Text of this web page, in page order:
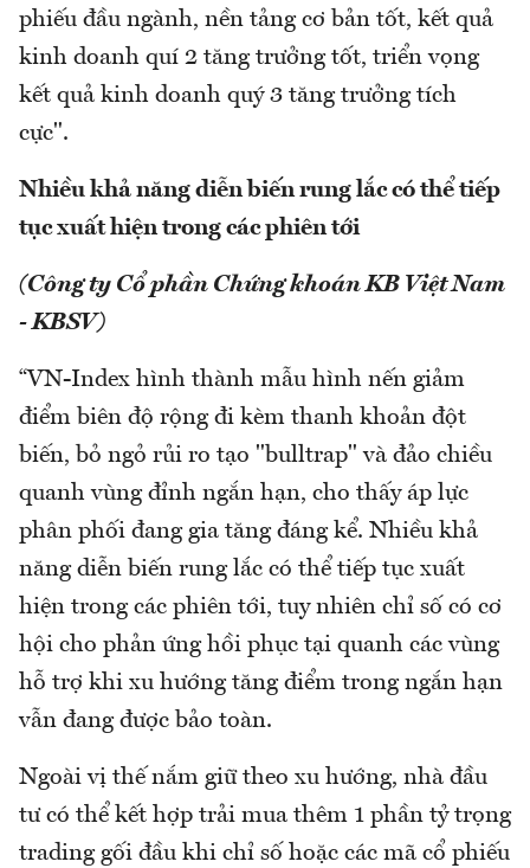
phiếu đầu ngành, nền tảng cơ bản tốt, kết quả
kinh doanh quí 2 tăng trưởng tốt, triển vọng
kết quả kinh doanh quý 3 tăng trưởng tích
cực".
Nhiều khả năng diễn biến rung lắc có thể tiếp
tục xuất hiện trong các phiên tới
(Công ty Cổ phần Chứng khoán KB Việt Nam
- KBSV)
“VN-Index hình thành mẫu hình nến giảm
điểm biên độ rộng đi kèm thanh khoản đột
biến, bỏ ngỏ rủi ro tạo "bulltrap" và đảo chiều
quanh vùng đỉnh ngắn hạn, cho thấy áp lực
phân phối đang gia tăng đáng kể. Nhiều khả
năng diễn biến rung lắc có thể tiếp tục xuất
hiện trong các phiên tới, tuy nhiên chỉ số có cơ
hội cho phản ứng hồi phục tại quanh các vùng
hỗ trợ khi xu hướng tăng điểm trong ngắn hạn
vẫn đang được bảo toàn.
Ngoài vị thế nắm giữ theo xu hướng, nhà đầu
tư có thể kết hợp trải mua thêm 1 phần tỷ trọng
trading gối đầu khi chỉ số hoặc các mã cổ phiếu